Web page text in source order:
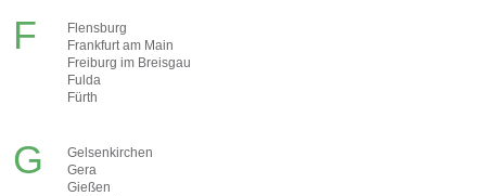
F
Flensburg
Frankfurt am Main
Freiburg im Breisgau
Fulda
Fürth
G
Gelsenkirchen
Gera
Gießen